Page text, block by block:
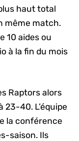
haut total
même match.
10 aides ou
à la fin du mois
Raptors alors
23-40. L’équipe
la conférence
saison. Ils